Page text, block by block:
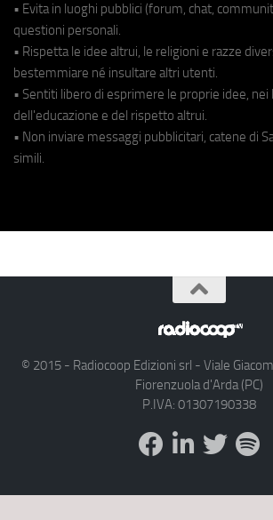
• Evita in luoghi pubblici (forum, chat,
questioni personali.
• Rispetta le idee altrui, le religioni e razze
bestemmiare né insultare altri utenti.
• Sentiti libero di esprimere le proprie idee, nei
dell'educazione e del rispetto altrui.
• Non inviare messaggi pubblicitari, catene di
simili.
© 2015 - Radiocoop Edizioni srl - Viale
Fiorenzuola d'Arda (PC)
P.IVA: 01307190338